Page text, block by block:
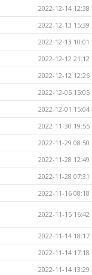
2022-12-14 12:38
2022-12-13 15:39
2022-12-13 10:01
2022-12-12 21:12
2022-12-12 12:26
2022-12-05 15:05
2022-12-01 15:04
2022-11-30 19:55
2022-11-29 08:50
2022-11-28 12:49
2022-11-28 07:31
2022-11-16 08:18
2022-11-15 16:42
2022-11-14 18:17
2022-11-14 17:18
2022-11-14 13:29